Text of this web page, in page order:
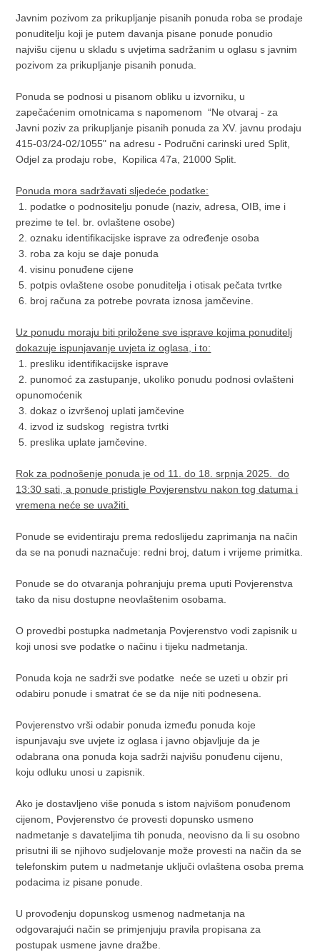
Javnim pozivom za prikupljanje pisanih ponuda roba se prodaje
ponuditelju koji je putem davanja pisane ponude ponudio
najvišu cijenu u skladu s uvjetima sadržanim u oglasu s javnim
pozivom za prikupljanje pisanih ponuda.
Ponuda se podnosi u pisanom obliku u izvorniku, u
zapečaćenim omotnicama s napomenom “Ne otvaraj - za
Javni poziv za prikupljanje pisanih ponuda za XV. javnu prodaju
415-03/24-02/1055" na adresu - Područni carinski ured Split,
Odjel za prodaju robe, Kopilica 47a, 21000 Split.
Ponuda mora sadržavati sljedeće podatke:
1. podatke o podnositelju ponude (naziv, adresa, OIB, ime i
prezime te tel. br. ovlaštene osobe)
2. oznaku identifikacijske isprave za određenje osoba
3. roba za koju se daje ponuda
4. visinu ponuđene cijene
5. potpis ovlaštene osobe ponuditelja i otisak pečata tvrtke
6. broj računa za potrebe povrata iznosa jamčevine.
Uz ponudu moraju biti priložene sve isprave kojima ponuditelj
dokazuje ispunjavanje uvjeta iz oglasa, i to:
1. presliku identifikacijske isprave
2. punomoć za zastupanje, ukoliko ponudu podnosi ovlašteni
opunomoćenik
3. dokaz o izvršenoj uplati jamčevine
4. izvod iz sudskog registra tvrtki
5. preslika uplate jamčevine.
Rok za podnošenje ponuda je od 11. do 18. srpnja 2025. do
13:30 sati, a ponude pristigle Povjerenstvu nakon tog datuma i
vremena neće se uvažiti.
Ponude se evidentiraju prema redoslijedu zaprimanja na način
da se na ponudi naznačuje: redni broj, datum i vrijeme primitka.
Ponude se do otvaranja pohranjuju prema uputi Povjerenstva
tako da nisu dostupne neovlaštenim osobama.
O provedbi postupka nadmetanja Povjerenstvo vodi zapisnik u
koji unosi sve podatke o načinu i tijeku nadmetanja.
Ponuda koja ne sadrži sve podatke neće se uzeti u obzir pri
odabiru ponude i smatrat će se da nije niti podnesena.
Povjerenstvo vrši odabir ponuda između ponuda koje
ispunjavaju sve uvjete iz oglasa i javno objavljuje da je
odabrana ona ponuda koja sadrži najvišu ponuđenu cijenu,
koju odluku unosi u zapisnik.
Ako je dostavljeno više ponuda s istom najvišom ponuđenom
cijenom, Povjerenstvo će provesti dopunsko usmeno
nadmetanje s davateljima tih ponuda, neovisno da li su osobno
prisutni ili se njihovo sudjelovanje može provesti na način da se
telefonskim putem u nadmetanje uključi ovlaštena osoba prema
podacima iz pisane ponude.
U provođenju dopunskog usmenog nadmetanja na
odgovarajući način se primjenjuju pravila propisana za
postupak usmene javne dražbe.